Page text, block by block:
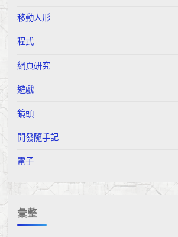
移動人形
程式
網頁研究
遊戲
鏡頭
開發隨手記
電子
彙整